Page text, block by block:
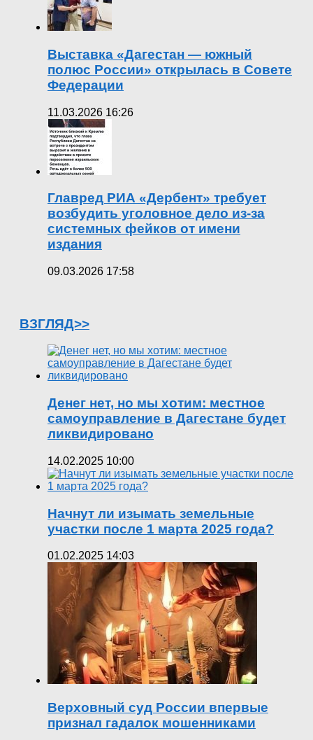
Выставка «Дагестан — южный
полюс России» открылась в Совете
Федерации
11.03.2026 16:26
Главред РИА «Дербент» требует
возбудить уголовное дело из-за
системных фейков от имени
издания
09.03.2026 17:58
ВЗГЛЯД>>
Денег нет, но мы хотим: местное
самоуправление в Дагестане будет
ликвидировано
14.02.2025 10:00
Начнут ли изымать земельные
участки после 1 марта 2025 года?
01.02.2025 14:03
Верховный суд России впервые
признал гадалок мошенниками